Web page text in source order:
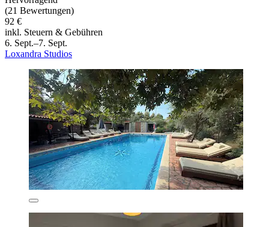
(21 Bewertungen)
92 €
inkl. Steuern & Gebühren
6. Sept.–7. Sept.
Loxandra Studios